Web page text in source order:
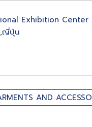
Exhibition Center
,ญี่ปุ่น
AND